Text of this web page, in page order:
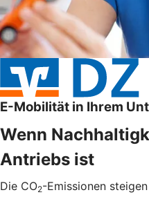
E-Mobilität in Ihrem
Wenn
Antriebs ist
Die CO2-Emissionen